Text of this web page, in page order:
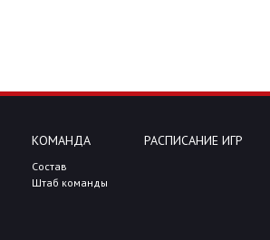
КОМАНДА
Состав
Штаб команды
РАСПИСАНИЕ ИГР